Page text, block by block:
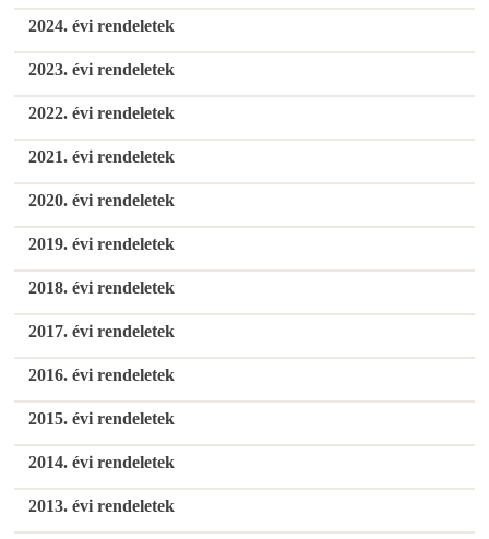
2024. évi rendeletek
2023. évi rendeletek
2022. évi rendeletek
2021. évi rendeletek
2020. évi rendeletek
2019. évi rendeletek
2018. évi rendeletek
2017. évi rendeletek
2016. évi rendeletek
2015. évi rendeletek
2014. évi rendeletek
2013. évi rendeletek